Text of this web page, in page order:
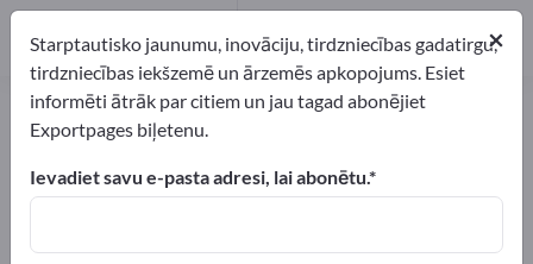
Ekscentru gliemeža sūkņi –
atrodiet ražotājus un piegādātājus
Ražotājs2
×
Starptautisko jaunumu, inovāciju, tirdzniecības gadatirgu,
tirdzniecības iekšzemē un ārzemēs apkopojums. Esiet
informēti ātrāk par citiem un jau tagad abonējiet
Exportpages biļetenu.
Ievadiet savu e-pasta adresi, lai abonētu.